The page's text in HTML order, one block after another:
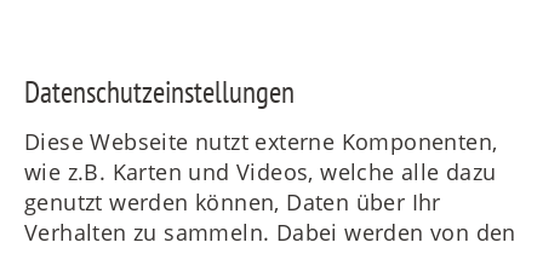
Daten­schutz­ein­stellungen
Diese Webseite nutzt externe Komponenten,
wie z.B. Karten und Videos, welche alle dazu
genutzt werden können, Daten über Ihr
Verhalten zu sammeln. Dabei werden von den